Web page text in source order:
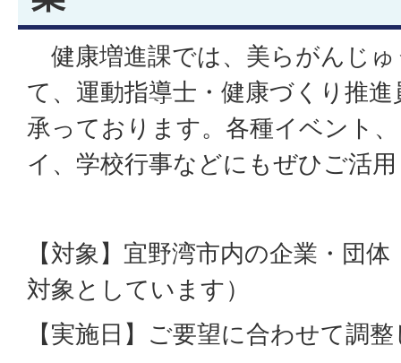
健康増進課では、美らがんじ
て、運動指導士・健康づくり推
承っております。各種イベント
イ、学校行事などにもぜひご活
【対象】宜野湾市内の企業・団
対象としています）
【実施日】ご要望に合わせて調